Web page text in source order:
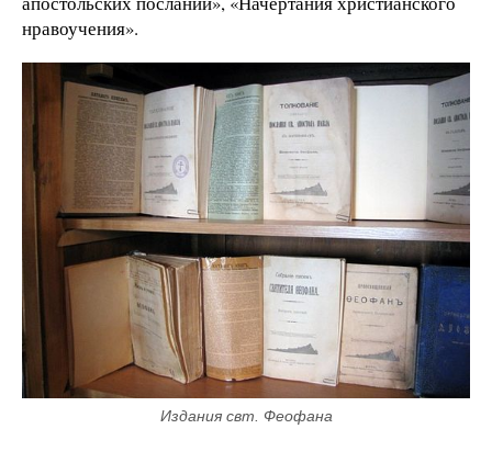
нравоучения».
Издания свт. Феофана